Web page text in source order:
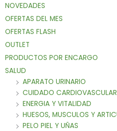
NOVEDADES
OFERTAS DEL MES
OFERTAS FLASH
OUTLET
PRODUCTOS POR ENCARGO
SALUD
APARATO URINARIO
CUIDADO
ENERGIA Y VITALIDAD
HUESOS, MUSCULOS Y
PELO PIEL Y UÑAS